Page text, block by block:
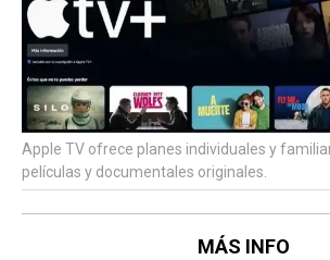
Apple TV ofrece planes individuales y
películas y documentales originales.
MÁS INFO